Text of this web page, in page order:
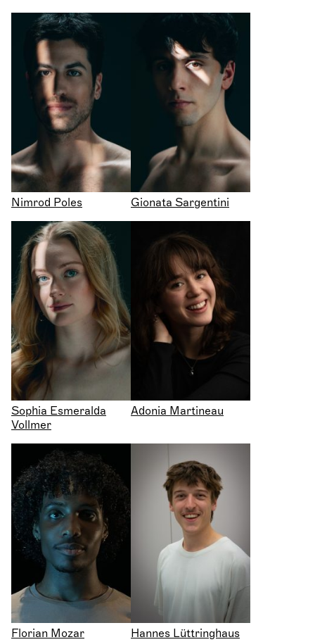
Nimrod Poles Gionata Sargentini
Sophia Esmeralda
Vollmer
Adonia Martineau
Florian Mozar Hannes Lüttringhaus